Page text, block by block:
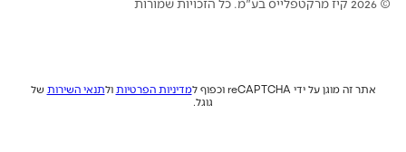
אתר זה מוגן על ידי reCAPTCHA וכפוף ל מדיניות הפרטיותולתנאי השירותשל
גוגל.